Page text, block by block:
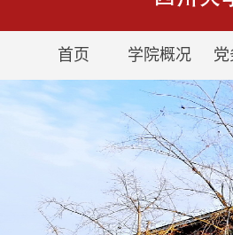
首页 学院概况